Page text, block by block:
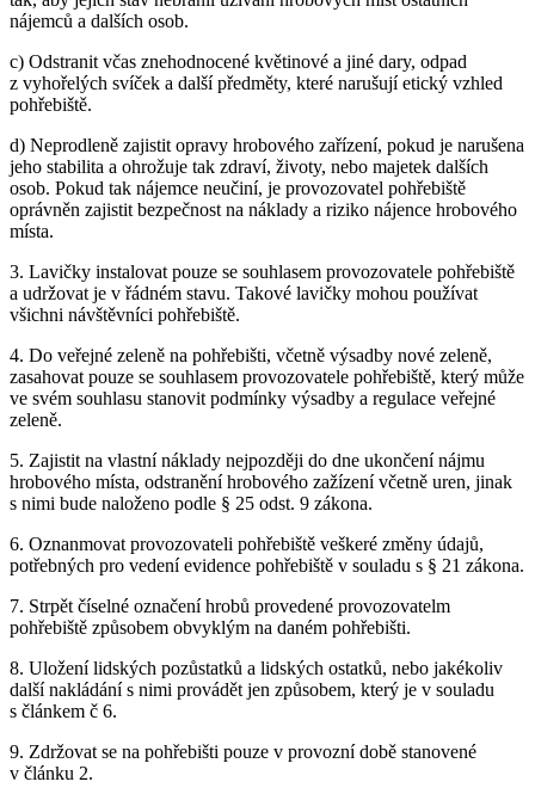
nájemců a dalších osob.
c) Odstranit včas znehodnocené květinové a jiné dary, odpad
z vyhořelých svíček a další předměty, které narušují etický vzhled
pohřebiště.
d) Neprodleně zajistit opravy hrobového zařízení, pokud je narušena
jeho stabilita a ohrožuje tak zdraví, životy, nebo majetek dalších
osob. Pokud tak nájemce neučiní, je provozovatel pohřebiště
oprávněn zajistit bezpečnost na náklady a riziko nájence hrobového
místa.
3. Lavičky instalovat pouze se souhlasem provozovatele pohřebiště
a udržovat je v řádném stavu. Takové lavičky mohou používat
všichni návštěvníci pohřebiště.
4. Do veřejné zeleně na pohřebišti, včetně výsadby nové zeleně,
zasahovat pouze se souhlasem provozovatele pohřebiště, který může
ve svém souhlasu stanovit podmínky výsadby a regulace veřejné
zeleně.
5. Zajistit na vlastní náklady nejpozději do dne ukončení nájmu
hrobového místa, odstranění hrobového zažízení včetně uren, jinak
s nimi bude naloženo podle § 25 odst. 9 zákona.
6. Oznanmovat provozovateli pohřebiště veškeré změny údajů,
potřebných pro vedení evidence pohřebiště v souladu s § 21 zákona.
7. Strpět číselné označení hrobů provedené provozovatelm
pohřebiště způsobem obvyklým na daném pohřebišti.
8. Uložení lidských pozůstatků a lidských ostatků, nebo jakékoliv
další nakládání s nimi provádět jen způsobem, který je v souladu
s článkem č 6.
9. Zdržovat se na pohřebišti pouze v provozní době stanovené
v článku 2.